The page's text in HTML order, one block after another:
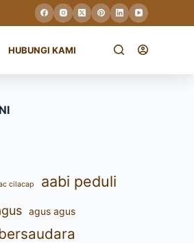
HUBUNGI KAMI
cilacap aabi peduli
agus agus